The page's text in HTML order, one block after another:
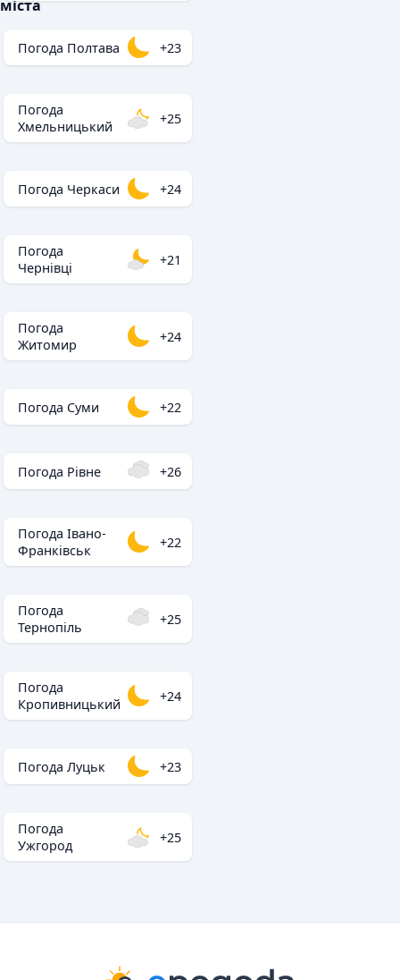
міста
Погода Полтава +23
Погода
Хмельницький
+25
Погода Черкаси +24
Погода
Чернівці
+21
Погода
Житомир
+24
Погода Суми +22
Погода Рівне +26
Погода Івано-
Франківськ
+22
Погода
Тернопіль
+25
Погода
Кропивницький
+24
Погода Луцьк +23
Погода
Ужгород
+25